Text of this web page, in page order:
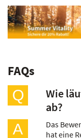
FAQs
Q
Wie
ab?
A
Das
hat eine